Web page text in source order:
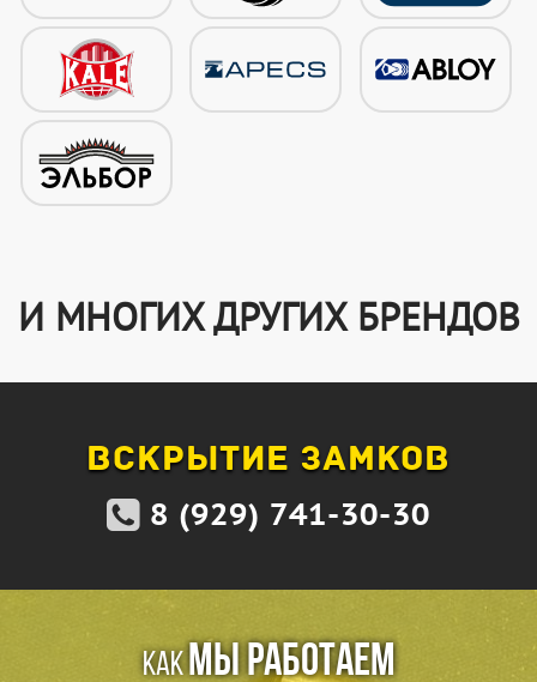
И МНОГИХ ДРУГИХ БРЕНДОВ
ВСКРЫТИЕ ЗАМКОВ
8 (929) 741-30-30
Какмы работаем